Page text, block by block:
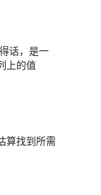
话，是一
上的值
算找到所需